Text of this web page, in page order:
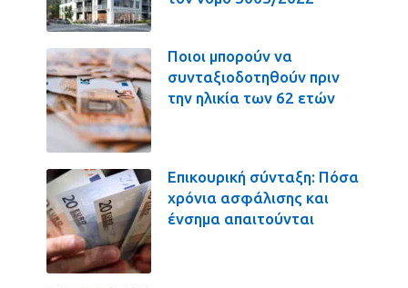
Ποιοι μπορούν να
συνταξιοδοτηθούν πριν
την ηλικία των 62 ετών
Επικουρική σύνταξη: Πόσα
χρόνια ασφάλισης και
ένσημα απαιτούνται